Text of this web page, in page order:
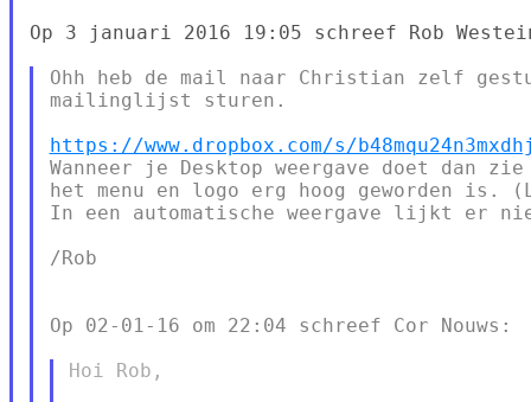
Op 3 januari 2016 19:05 schreef Rob
Ohh heb de mail naar Christian zelf
mailinglijst sturen.
https://www.dropbox.com/s/
Wanneer je Desktop weergave doet dan
het menu en logo erg hoog geworden is.
In een automatische weergave lijkt er
/Rob
Op 02-01-16 om 22:04 schreef Cor Nouws:
Hoi Rob,